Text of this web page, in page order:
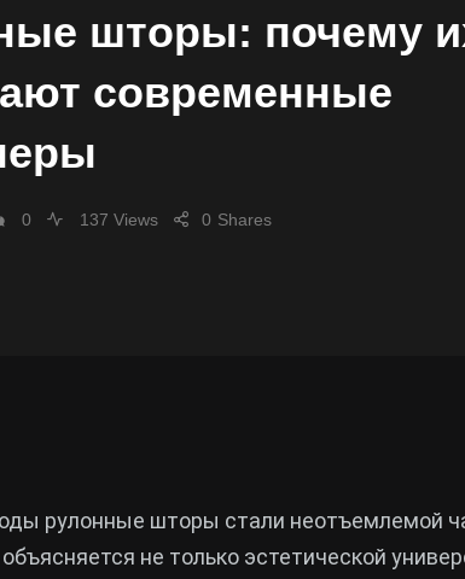
шторы: почему
современные
0 137 Views Shares
0
рулонные шторы стали неотъемлемой
не только эстетической